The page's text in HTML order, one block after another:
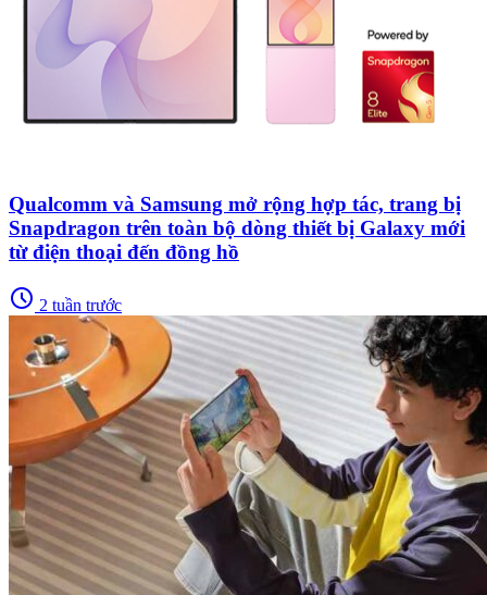
Qualcomm và Samsung mở rộng hợp tác, trang bị
Snapdragon trên toàn bộ dòng thiết bị Galaxy mới
từ điện thoại đến đồng hồ
schedule 2 tuần trước